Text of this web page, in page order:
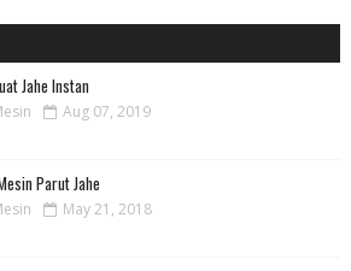
Jahe Instan
Aug 07, 2019
Parut Jahe
May 21, 2018